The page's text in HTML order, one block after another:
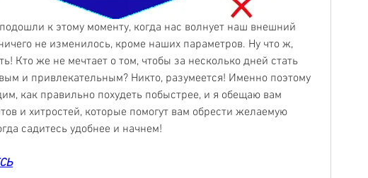
к этому моменту, когда нас волнует наш внешний
не изменилось, кроме наших параметров. Ну что ж,
Кто же не мечтает о том, чтобы за несколько дней стать
и привлекательным? Никто, разумеется! Именно поэтому
как правильно похудеть побыстрее, и я обещаю вам
и хитростей, которые помогут вам обрести желаемую
садитесь удобнее и начнем!